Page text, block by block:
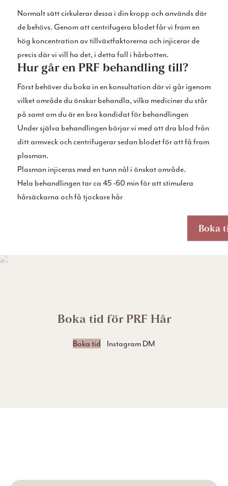
Boka
Normalt sätt cirkulerar dessa i din kropp och används där
de behövs. Genom att centrifugera blodet får vi fram en
hög koncentration av tillväxtfaktorerna och injicerar de
precis där vi vill ha det, i detta fall i hårbotten.
Hur går en PRF behandling till?
Först behöver du boka in en konsultation där vi går igenom
vilket område du önskar behandla, vilka mediciner du står
på samt om du är en bra kandidat för behandlingen
Under själva behandlingen börjar vi med att dra blod från
ditt armveck och centrifugerar sedan blodet för att få fram
plasman.
Plasman injiceras med en tunn nål i önskat område.
Hela behandlingen tar ca 45 -60 min för att stimulera
hårsäckarna och få tjockare hår
Boka tid för PRF Hår
Boka tid Instagram DM